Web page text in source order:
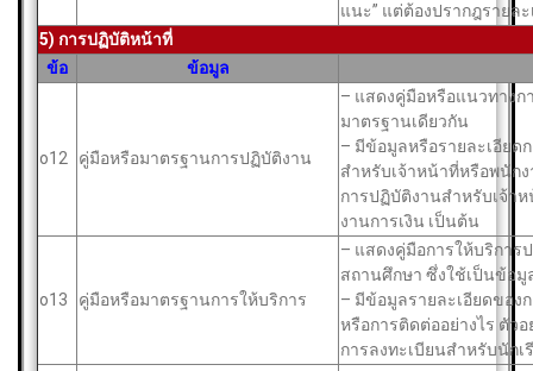
แนะ” แต่ต้องปรากฎรายล
5) การปฏิบัติหน้าที่
ข้อ
ข้อมูล
o12 คู่มือหรือมาตรฐานการปฏิบัติงาน
– แสดงคู่มือหรือแนวทาง
มาตรฐานเดียวกัน
– มีข้อมูลหรือรายละเอียด
สำหรับเจ้าหน้าที่หรือพนัก
การปฏิบัติงานสำหรับเจ้า
งานการเงิน เป็นต้น
o13 คู่มือหรือมาตรฐานการให้บริการ
– แสดงคู่มือการให้บริกา
สถานศึกษา ซึ่งใช้เป็นข้อ
– มีข้อมูลรายละเอียดของ
หรือการติดต่ออย่างไร ตัว
การลงทะเบียนสำหรับนัก